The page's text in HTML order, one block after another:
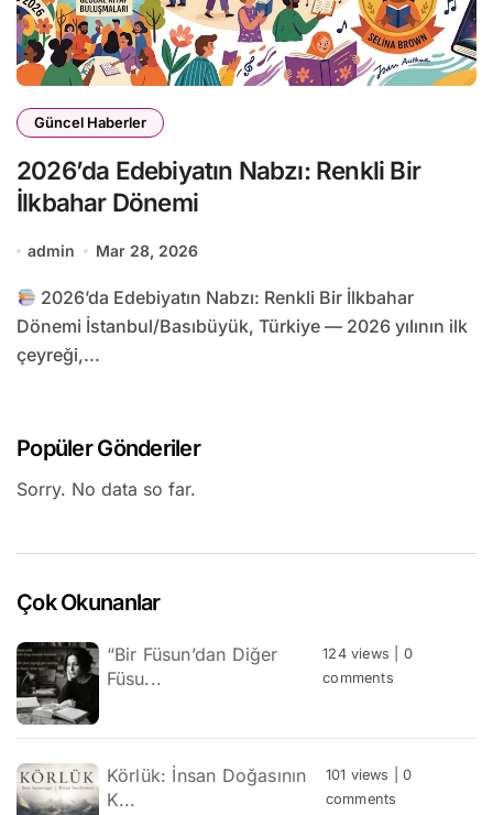
Güncel Haberler
2026’da Edebiyatın Nabzı: Renkli Bir
İlkbahar Dönemi
admin Mar 28, 2026
2026’da Edebiyatın Nabzı: Renkli Bir İlkbahar
Dönemi İstanbul/Basıbüyük, Türkiye — 2026 yılının ilk
çeyreği,...
Popüler Gönderiler
Sorry. No data so far.
Çok Okunanlar
“Bir Füsun’dan Diğer
Füsu...
124 views
0
comments
Körlük: İnsan Doğasının
K...
101 views |0
comments